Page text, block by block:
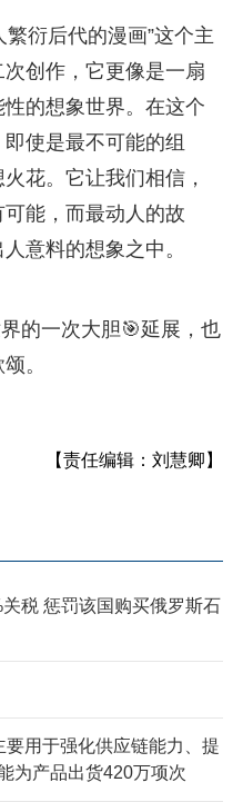
衍后代的漫画”这个主
创作，它更像是一扇
的想象世界。在这个
使是最不可能的组
花。它让我们相信，
能，而最动人的故
意料的想象之中。
的一次大胆🎯延展，也
。
【责任编辑：刘慧卿】
税 惩罚该国购买俄罗斯石
用于强化供应链能力、提
为产品出货420万项次